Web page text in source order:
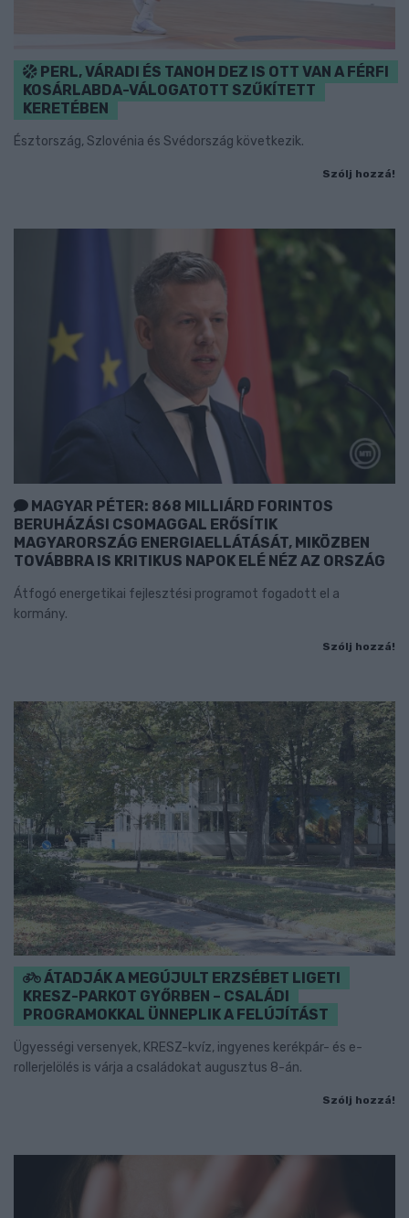
PERL, VÁRADI ÉS TANOH DEZ IS OTT VAN A FÉRFI
KOSÁRLABDA-VÁLOGATOTT SZŰKÍTETT
KERETÉBEN
Észtország, Szlovénia és Svédország következik.
Szólj hozzá!
MAGYAR PÉTER: 868 MILLIÁRD FORINTOS
BERUHÁZÁSI CSOMAGGAL ERŐSÍTIK
MAGYARORSZÁG ENERGIAELLÁTÁSÁT, MIKÖZBEN
TOVÁBBRA IS KRITIKUS NAPOK ELÉ NÉZ AZ ORSZÁG
Átfogó energetikai fejlesztési programot fogadott el a
kormány.
Szólj hozzá!
ÁTADJÁK A MEGÚJULT ERZSÉBET LIGETI
KRESZ-PARKOT GYŐRBEN – CSALÁDI
PROGRAMOKKAL ÜNNEPLIK A FELÚJÍTÁST
Ügyességi versenyek, KRESZ-kvíz, ingyenes kerékpár- és e-
rollerjelölés is várja a családokat augusztus 8-án.
Szólj hozzá!